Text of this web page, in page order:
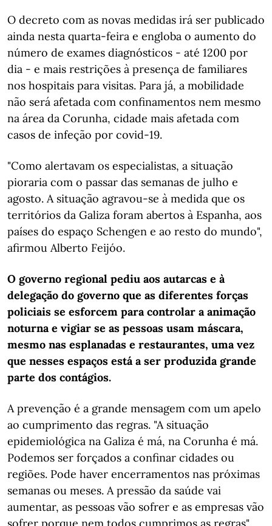
O decreto com as novas medidas irá ser publicado
ainda nesta quarta-feira e engloba o aumento do
número de exames diagnósticos - até 1200 por
dia - e mais restrições à presença de familiares
nos hospitais para visitas. Para já, a mobilidade
não será afetada com confinamentos nem mesmo
na área da Corunha, cidade mais afetada com
casos de infeção por covid-19.
"Como alertavam os especialistas, a situação
pioraria com o passar das semanas de julho e
agosto. A situação agravou-se à medida que os
territórios da Galiza foram abertos à Espanha, aos
países do espaço Schengen e ao resto do mundo",
afirmou Alberto Feijóo.
O governo regional pediu aos autarcas e à
delegação do governo que as diferentes forças
policiais se esforcem para controlar a animação
noturna e vigiar se as pessoas usam máscara,
mesmo nas esplanadas e restaurantes, uma vez
que nesses espaços está a ser produzida grande
parte dos contágios.
A prevenção é a grande mensagem com um apelo
ao cumprimento das regras. "A situação
epidemiológica na Galiza é má, na Corunha é má.
Podemos ser forçados a confinar cidades ou
regiões. Pode haver encerramentos nas próximas
semanas ou meses. A pressão da saúde vai
aumentar, as pessoas vão sofrer e as empresas vão